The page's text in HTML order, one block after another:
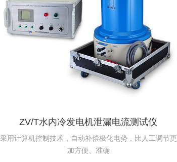
ZV/T水内冷发电机泄漏电流测试仪
采用计算机控制技术，自动补偿极化电势，比人工调节更
加方便、准确